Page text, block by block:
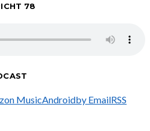
78
MusicAndroidby EmailRSS